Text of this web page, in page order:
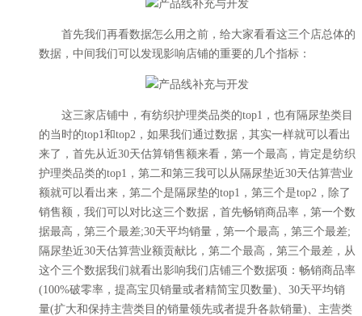
首先我们再看数据怎么用之前，给大家看看这三个店总体的
数据，中间我们可以发现影响店铺的重要的几个指标：
这三家店铺中，有纺织护理类品类的top1，也有隔尿垫类目
的当时的top1和top2，如果我们通过数据，其实一样就可以看出
来了，首先从近30天估算销售额来看，第一个最高，肯定是纺织
护理类品类的top1，第二和第三我可以从隔尿垫近30天估算营业
额就可以看出来，第二个是隔尿垫的top1，第三个是top2，除了
销售额，我们可以对比这三个数据，首先畅销商品率，第一个数
据最高，第三个最差;30天平均销量，第一个最高，第三个最差;
隔尿垫近30天估算营业额贡献比，第二个最高，第三个最差，从
这个三个数据我们就看出影响我们店铺三个数据项：畅销商品率
(100%破零率，提高宝贝销量或者精简宝贝数量)、30天平均销
量(扩大和保持主营类目的销量领先或者提升各款销量)、主营类